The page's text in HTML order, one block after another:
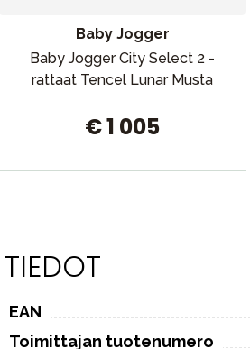
Baby Jogger
Baby Jogger City Select 2 -
rattaat Tencel Lunar Musta
€ 1 005
EAN
Toimittajan tuotenumero